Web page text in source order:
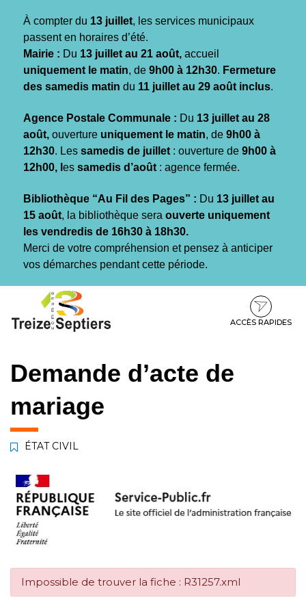
À compter du 13 juillet, les services municipaux
passent en horaires d’été.
Mairie : Du 13 juillet au 21 août, accueil
uniquement le matin, de 9h00 à 12h30. Fermeture
des samedis matin du 11 juillet au 29 août inclus.
Agence Postale Communale : Du 13 juillet au 28
août, ouverture uniquement le matin, de 9h00 à
12h30. Les samedis de juillet : ouverture de 9h00 à
12h00, l es samedis d’août : agence fermée.
Bibliothèque “Au Fil des Pages” : Du 13 juillet au
15 août, la bibliothèque sera ouverte uniquement
les vendredis de 16h30 à 18h30.
Merci de votre compréhension et pensez à anticiper
vos démarches pendant cette période.
contenu
pied
ACCÈS RAPIDES
Demande d’acte de
mariage
ÉTAT CIVIL
Impossible de trouver la fiche : R31257.xml